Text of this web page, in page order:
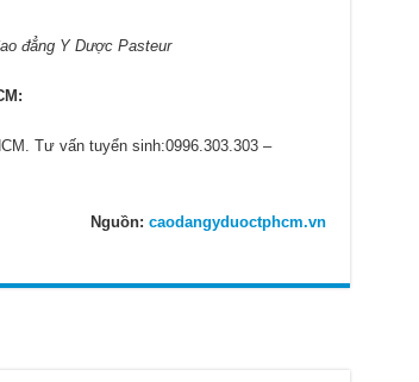
đẳng Y Dược Pasteur
Tư vấn tuyển sinh:0996.303.303 –
Nguồn: caodangyduoctphcm.vn